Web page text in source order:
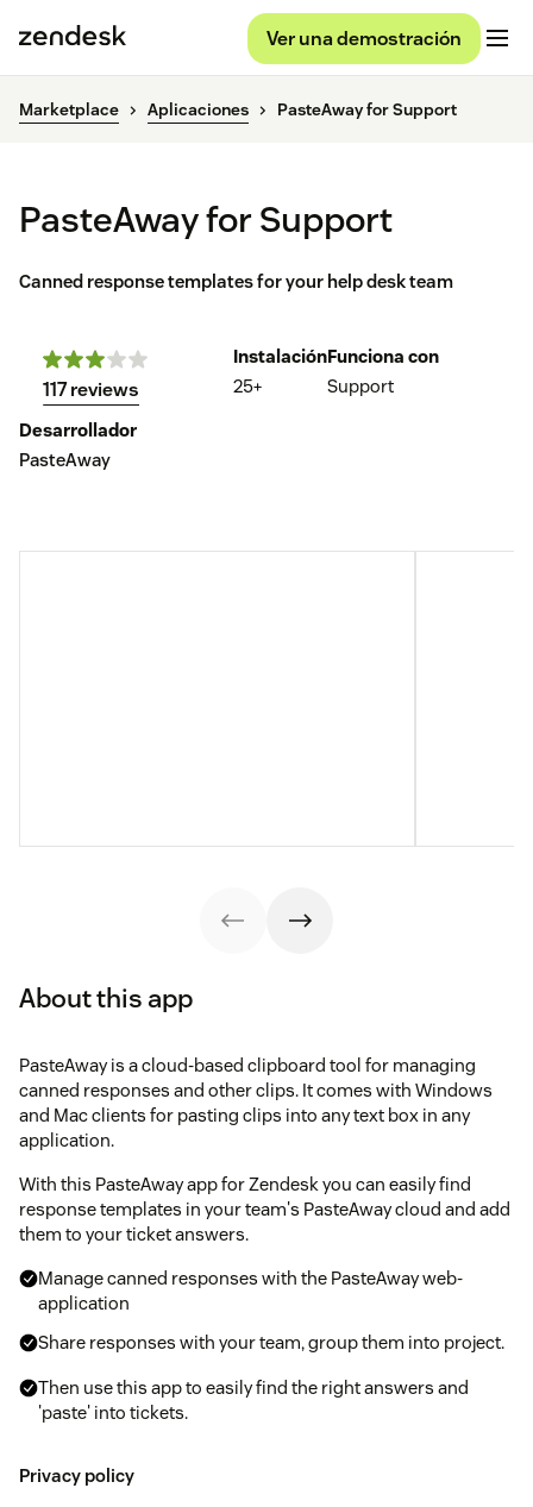
Ver una demostración
Marketplace Aplicaciones PasteAway for Support
PasteAway for Support
Canned response templates for your help desk team
117 reviews
Instalación
25+
Funciona con
Support
Desarrollador
PasteAway
About this app
PasteAway is a cloud-based clipboard tool for managing
canned responses and other clips. It comes with Windows
and Mac clients for pasting clips into any text box in any
application.
With this PasteAway app for Zendesk you can easily find
response templates in your team's PasteAway cloud and add
them to your ticket answers.
Manage canned responses with the PasteAway web-
application
Share responses with your team, group them into project.
Then use this app to easily find the right answers and
'paste' into tickets.
Privacy policy